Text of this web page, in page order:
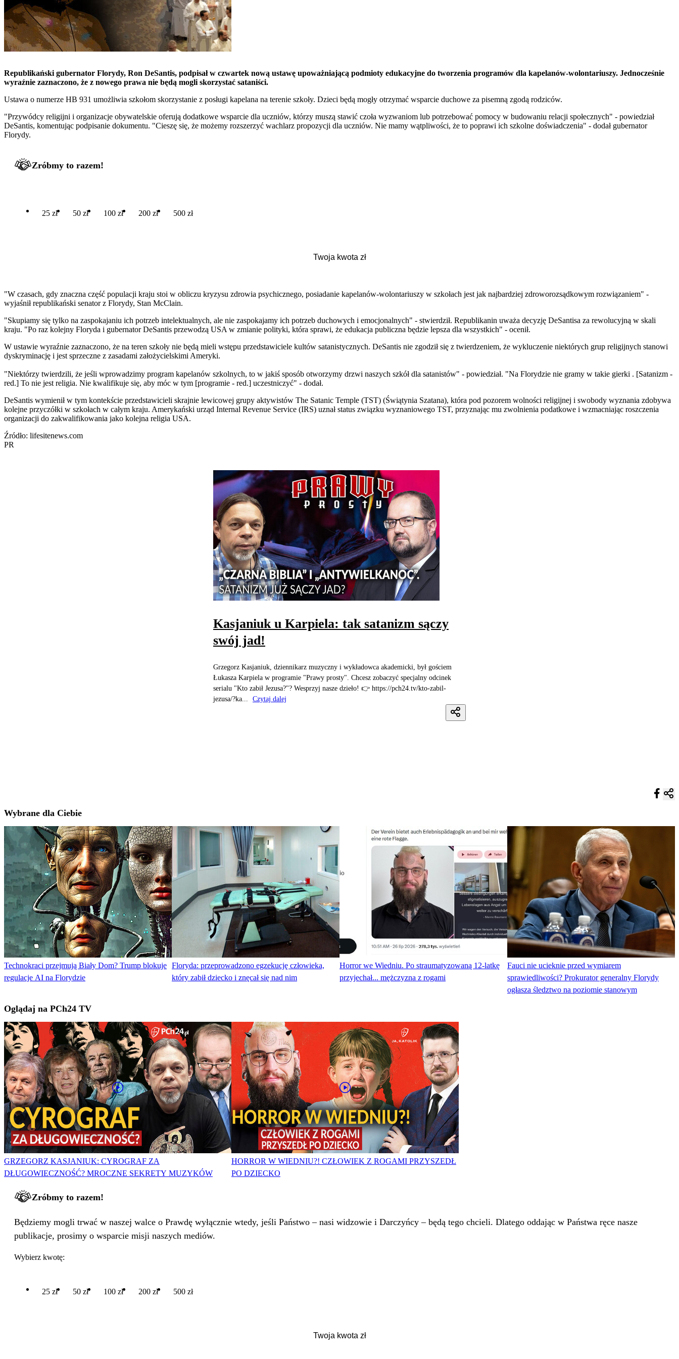
Republikański gubernator Florydy, Ron DeSantis, podpisał w czwartek nową ustawę upoważniającą podmioty edukacyjne do tworzenia programów dla kapelanów-wolontariuszy. Jednocześnie
wyraźnie zaznaczono, że z nowego prawa nie będą mogli skorzystać sataniści.
Ustawa o numerze HB 931 umożliwia szkołom skorzystanie z posługi kapelana na terenie szkoły. Dzieci będą mogły otrzymać wsparcie duchowe za pisemną zgodą rodziców.
"Przywódcy religijni i organizacje obywatelskie oferują dodatkowe wsparcie dla uczniów, którzy muszą stawić czoła wyzwaniom lub potrzebować pomocy w budowaniu relacji społecznych" - powiedział
DeSantis, komentując podpisanie dokumentu. "Cieszę się, że możemy rozszerzyć wachlarz propozycji dla uczniów. Nie mamy wątpliwości, że to poprawi ich szkolne doświadczenia" - dodał gubernator
Florydy.
Zróbmy to razem!
25 zł 50 zł 100 zł 200 zł 500 zł
"W czasach, gdy znaczna część populacji kraju stoi w obliczu kryzysu zdrowia psychicznego, posiadanie kapelanów-wolontariuszy w szkołach jest jak najbardziej zdroworozsądkowym rozwiązaniem" -
wyjaśnił republikański senator z Florydy, Stan McClain.
"Skupiamy się tylko na zaspokajaniu ich potrzeb intelektualnych, ale nie zaspokajamy ich potrzeb duchowych i emocjonalnych" - stwierdził. Republikanin uważa decyzję DeSantisa za rewolucyjną w skali
kraju. "Po raz kolejny Floryda i gubernator DeSantis przewodzą USA w zmianie polityki, która sprawi, że edukacja publiczna będzie lepsza dla wszystkich" - ocenił.
W ustawie wyraźnie zaznaczono, że na teren szkoły nie będą mieli wstępu przedstawiciele kultów satanistycznych. DeSantis nie zgodził się z twierdzeniem, że wykluczenie niektórych grup religijnych stanowi
dyskryminację i jest sprzeczne z zasadami założycielskimi Ameryki.
"Niektórzy twierdzili, że jeśli wprowadzimy program kapelanów szkolnych, to w jakiś sposób otworzymy drzwi naszych szkół dla satanistów" - powiedział. "Na Florydzie nie gramy w takie gierki . [Satanizm -
red.] To nie jest religia. Nie kwalifikuje się, aby móc w tym [programie - red.] uczestniczyć" - dodał.
DeSantis wymienił w tym kontekście przedstawicieli skrajnie lewicowej grupy aktywistów The Satanic Temple (TST) (Świątynia Szatana), która pod pozorem wolności religijnej i swobody wyznania zdobywa
kolejne przyczółki w szkołach w całym kraju. Amerykański urząd Internal Revenue Service (IRS) uznał status związku wyznaniowego TST, przyznając mu zwolnienia podatkowe i wzmacniając roszczenia
organizacji do zakwalifikowania jako kolejna religia USA.
Źródło: lifesitenews.com
PR
Kasjaniuk u Karpiela: tak satanizm sączy
swój jad!
Grzegorz Kasjaniuk, dziennikarz muzyczny i wykładowca akademicki, był gościem
Łukasza Karpiela w programie "Prawy prosty". Chcesz zobaczyć specjalny odcinek
serialu "Kto zabił Jezusa?"? Wesprzyj nasze dzieło! 👉 https://pch24.tv/kto-zabil-
jezusa/?ka...
Czytaj dalej
Wybrane dla Ciebie
Technokraci przejmują Biały Dom? Trump blokuje
regulacje AI na Florydzie
Floryda: przeprowadzono egzekucję człowieka,
który zabił dziecko i znęcał się nad nim
Horror we Wiedniu. Po straumatyzowaną 12-latkę
przyjechał... mężczyzna z rogami
Fauci nie ucieknie przed wymiarem
sprawiedliwości? Prokurator generalny Florydy
ogłasza śledztwo na poziomie stanowym
Oglądaj na PCh24 TV
GRZEGORZ KASJANIUK: CYROGRAF ZA
DŁUGOWIECZNOŚĆ? MROCZNE SEKRETY MUZYKÓW
HORROR W WIEDNIU?! CZŁOWIEK Z ROGAMI PRZYSZEDŁ
PO DZIECKO
Zróbmy to razem!
Będziemy mogli trwać w naszej walce o Prawdę wyłącznie wtedy, jeśli Państwo – nasi widzowie i Darczyńcy – będą tego chcieli. Dlatego oddając w Państwa ręce nasze
publikacje, prosimy o wsparcie misji naszych mediów.
Wybierz kwotę:
25 zł 50 zł 100 zł 200 zł 500 zł